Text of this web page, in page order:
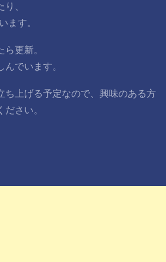
、
ます。
更新。
でいます。
ち上げる予定なので、興味のある方
さい。